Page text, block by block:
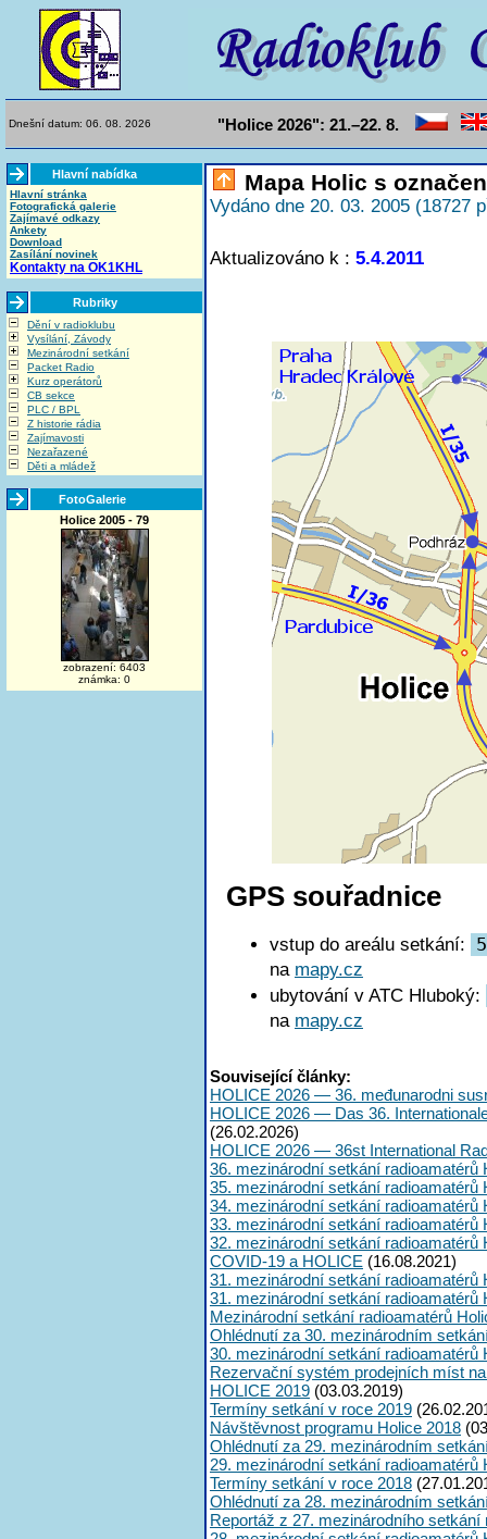
Dnešní datum: 06. 08. 2026 "Holice 2026": 21.–22. 8.
Hlavní nabídka
Hlavní stránka
Fotografická galerie
Zajímavé odkazy
Ankety
Download
Zasílání novinek
Kontakty na OK1KHL
Rubriky
Dění v radioklubu
Vysílání, Závody
Mezinárodní setkání
Packet Radio
Kurz operátorů
CB sekce
PLC / BPL
Z historie rádia
Zajímavosti
Nezařazené
Děti a mládež
FotoGalerie
Holice 2005 - 79
zobrazení: 6403
známka: 0
Mapa Holic s
Vydáno dne 20. 03. 2005 (18727
Aktualizováno k : 5.4.2011
GPS souřadnice
vstup do areálu setkání:
na mapy.cz
ubytování v ATC Hluboký:
na mapy.cz
Související články:
HOLICE 2026 — 36. međunarodni
HOLICE 2026 — Das 36.
(26.02.2026)
HOLICE 2026 — 36st International
36. mezinárodní setkání radioamatérů
35. mezinárodní setkání radioamatérů
34. mezinárodní setkání radioamatérů
33. mezinárodní setkání radioamatérů
32. mezinárodní setkání radioamatérů
COVID-19 a HOLICE (16.08.2021)
31. mezinárodní setkání radioamatérů
31. mezinárodní setkání radioamatérů
Mezinárodní setkání radioamatérů
Ohlédnutí za 30. mezinárodním
30. mezinárodní setkání radioamatérů
Rezervační systém prodejních míst
HOLICE 2019 (03.03.2019)
Termíny setkání v roce 2019
Návštěvnost programu Holice 2018
Ohlédnutí za 29. mezinárodním
29. mezinárodní setkání radioamatérů
Termíny setkání v roce 2018
Ohlédnutí za 28. mezinárodním
Reportáž z 27. mezinárodního setkání